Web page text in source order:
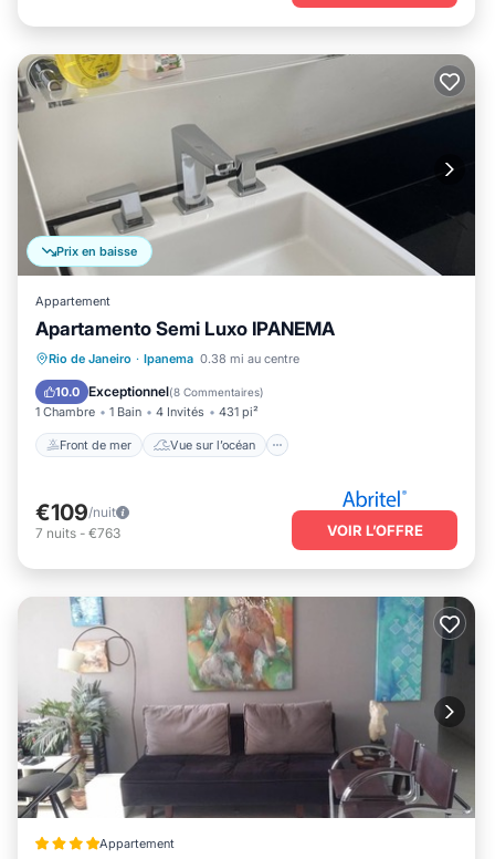
Prix en baisse
Appartement
Apartamento Semi Luxo IPANEMA
Rio de Janeiro · Ipanema 0.38 mi au centre
10.0 Exceptionnel(8 Commentaires)
1 Chambre 1 Bain 4 Invités 431 pi²
Front de mer Vue sur l’océan
Front de mer Vue sur l’océan
Cuisine
€109/nuit
7 nuits - €763 VOIR L’OFFRE
Appartement